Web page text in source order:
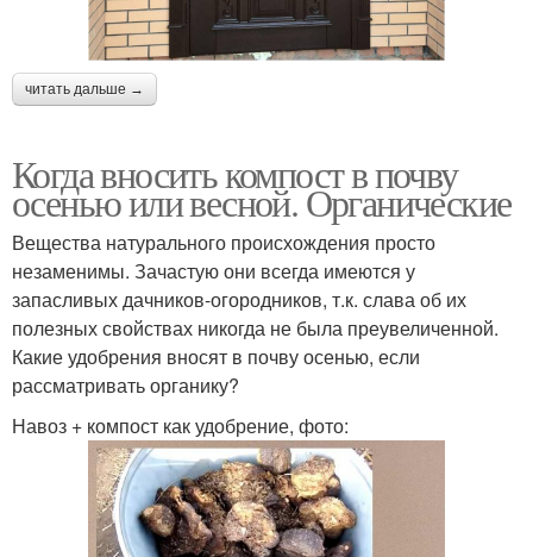
читать дальше →
Когда вносить компост в почву
осенью или весной. Органические
Вещества натурального происхождения просто
незаменимы. Зачастую они всегда имеются у
запасливых дачников-огородников, т.к. слава об их
полезных свойствах никогда не была преувеличенной.
Какие удобрения вносят в почву осенью, если
рассматривать органику?
Навоз + компост как удобрение, фото: